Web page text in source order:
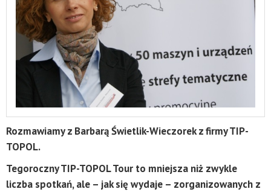
Rozmawiamy z Barbarą Świetlik-Wieczorek z firmy TIP-
TOPOL.
Tegoroczny TIP-TOPOL Tour to mniejsza niż zwykle
liczba spotkań, ale – jak się wydaje – zorganizowanych z